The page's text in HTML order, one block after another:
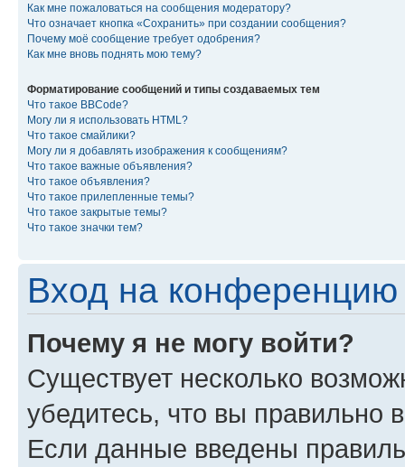
Как мне пожаловаться на сообщения модератору?
Что означает кнопка «Сохранить» при создании сообщения?
Почему моё сообщение требует одобрения?
Как мне вновь поднять мою тему?
Форматирование сообщений и типы создаваемых тем
Что такое BBCode?
Могу ли я использовать HTML?
Что такое смайлики?
Могу ли я добавлять изображения к сообщениям?
Что такое важные объявления?
Что такое объявления?
Что такое прилепленные темы?
Что такое закрытые темы?
Что такое значки тем?
Вход на конференцию
Почему я не могу войти?
Существует несколько
убедитесь, что вы правильно
Если данные введены